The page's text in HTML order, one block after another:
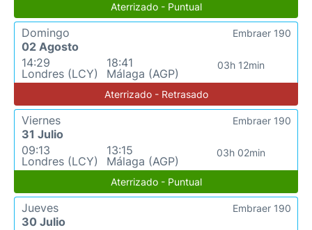
Aterrizado - Puntual
Domingo
02 Agosto
14:29
Londres (LCY)
18:41
Málaga (AGP)
03h 12min
Embraer 190
Aterrizado - Retrasado
Viernes
31 Julio
09:13
Londres (LCY)
13:15
Málaga (AGP)
03h 02min
Embraer 190
Aterrizado - Puntual
Jueves
30 Julio
Embraer 190